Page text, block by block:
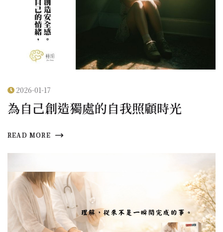
2026-01-17
為自己創造獨處的自我照顧時光
READ MORE